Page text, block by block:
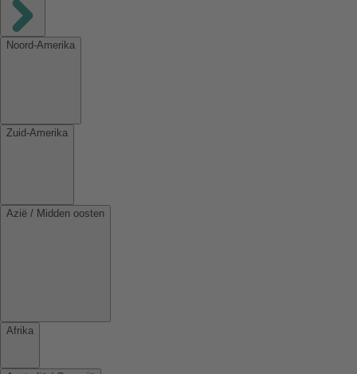
Noord-Amerika
Zuid-Amerika
Azië / Midden oosten
Afrika